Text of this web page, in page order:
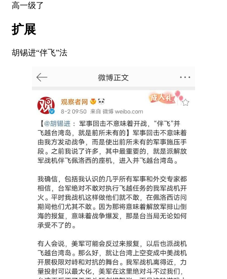
高一级了
扩展
胡锡进“伴飞”法